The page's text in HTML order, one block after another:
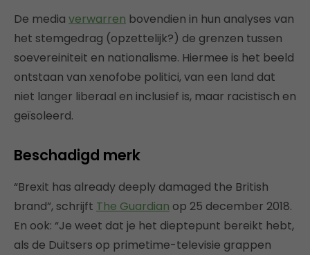
De media verwarren bovendien in hun analyses van
het stemgedrag (opzettelijk?) de grenzen tussen
soevereiniteit en nationalisme. Hiermee is het beeld
ontstaan van xenofobe politici, van een land dat
niet langer liberaal en inclusief is, maar racistisch en
geïsoleerd.
Beschadigd merk
“Brexit has already deeply damaged the British
brand”, schrijft The Guardian op 25 december 2018.
En ook: “​Je weet dat je het dieptepunt bereikt hebt,
als de Duitsers op primetime-televisie grappen